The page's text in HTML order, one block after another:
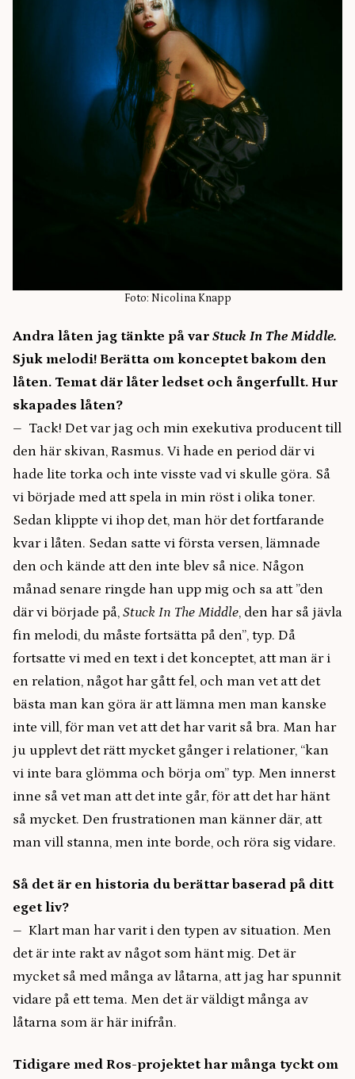
Foto: Nicolina Knapp
Andra låten jag tänkte på var Stuck In The Middle.
Sjuk melodi! Berätta om konceptet bakom den
låten. Temat där låter ledset och ångerfullt. Hur
skapades låten?
– Tack! Det var jag och min exekutiva producent till
den här skivan, Rasmus. Vi hade en period där vi
hade lite torka och inte visste vad vi skulle göra. Så
vi började med att spela in min röst i olika toner.
Sedan klippte vi ihop det, man hör det fortfarande
kvar i låten. Sedan satte vi första versen, lämnade
den och kände att den inte blev så nice. Någon
månad senare ringde han upp mig och sa att ”den
där vi började på, Stuck In The Middle, den har så jävla
fin melodi, du måste fortsätta på den”, typ. Då
fortsatte vi med en text i det konceptet, att man är i
en relation, något har gått fel, och man vet att det
bästa man kan göra är att lämna men man kanske
inte vill, för man vet att det har varit så bra. Man har
ju upplevt det rätt mycket gånger i relationer, “kan
vi inte bara glömma och börja om” typ. Men innerst
inne så vet man att det inte går, för att det har hänt
så mycket. Den frustrationen man känner där, att
man vill stanna, men inte borde, och röra sig vidare.
Så det är en historia du berättar baserad på ditt
eget liv?
– Klart man har varit i den typen av situation. Men
det är inte rakt av något som hänt mig. Det är
mycket så med många av låtarna, att jag har spunnit
vidare på ett tema. Men det är väldigt många av
låtarna som är här inifrån.
Tidigare med Ros-projektet har många tyckt om